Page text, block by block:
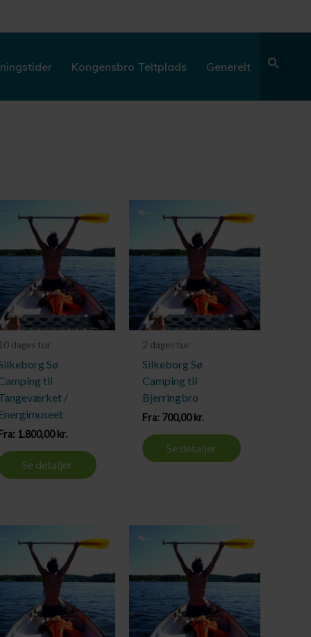
Kongensbro Teltplads Generelt
dages tur
Sø
til
/
Energimuseet
1.800,00kr.
Se detaljer
2 dages tur
Silkeborg Sø
Camping til
Bjerringbro
Fra: 700,00kr.
Se detaljer